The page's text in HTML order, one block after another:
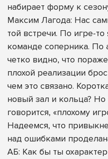
набирает форму к
Максим Лагода: Нас
той встречи. По игре-
команде соперника. По
четко видно, что
плохой реализации
чем это связано.
новый зал и кольца? Но
говорится, «плохому
Надеемся, что
над ошибками
АБ: Как бы ты